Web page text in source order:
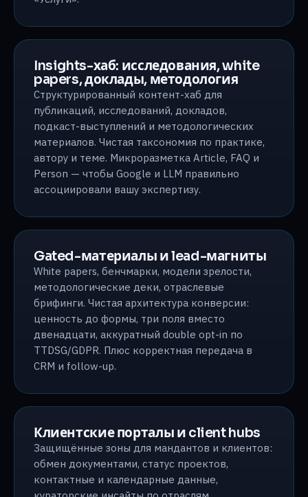
Insights-хаб: исследования, white
papers, доклады, методология
Структурированный контент-хаб для
публикаций, исследований, докладов,
подкаст-выступлений и методологических
материалов. Чистая таксономия по практике,
автору и теме. Микроразметка Article, FAQ и
Person — чтобы Google и LLM правильно
ассоциировали вашу экспертизу.
Gated-материалы и lead-магниты
White papers, бенчмарки, модели зрелости,
методологические деки, отраслевые
брифинги. Чистая архитектура конверсии:
ценность до формы, три поля вместо
двенадцати, аккуратный double opt-in по
TTDSG/GDPR. Плюс корректная передача в
CRM и follow-up.
Клиентские порталы и client hubs
Защищённые зоны для мандантов и клиентов:
обмен документами, статус проектов,
контактные и календарные данные,